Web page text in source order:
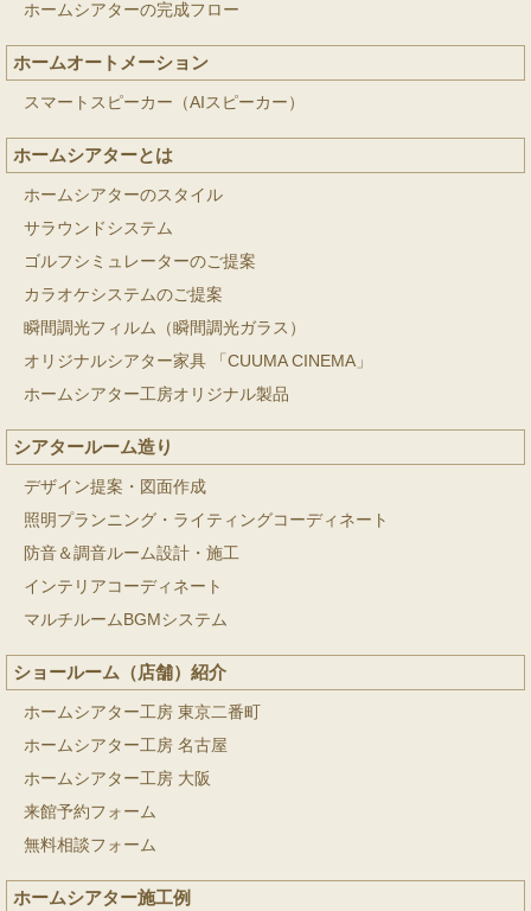
ホームシアターの完成フロー
ホームオートメーション
スマートスピーカー（AIスピーカー）
ホームシアターとは
ホームシアターのスタイル
サラウンドシステム
ゴルフシミュレーターのご提案
カラオケシステムのご提案
瞬間調光フィルム（瞬間調光ガラス）
オリジナルシアター家具 「CUUMA CINEMA」
ホームシアター工房オリジナル製品
シアタールーム造り
デザイン提案・図面作成
照明プランニング・ライティングコーディネート
防音＆調音ルーム設計・施工
インテリアコーディネート
マルチルームBGMシステム
ショールーム（店舗）紹介
ホームシアター工房 東京二番町
ホームシアター工房 名古屋
ホームシアター工房 大阪
来館予約フォーム
無料相談フォーム
ホームシアター施工例